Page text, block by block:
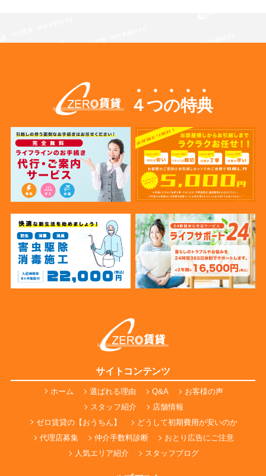
４つの特典
サイトコンテンツ
ホーム 選ばれる理由 Q&A
お客様の声
スタッフ紹介
店舗情報
ゼロ賃貸の【おうちん】
どうして初期費用が安いのか
代理店募集
仲介手数料診断
おとり広告にご注意
人気エリア紹介
スタッフブログ